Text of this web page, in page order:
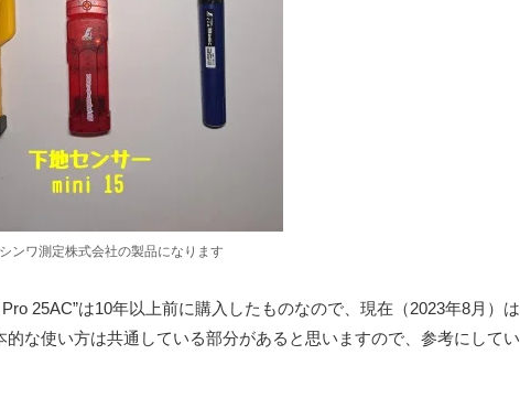
ンワ測定株式会社の製品になります
25AC”は10年以上前に購入したものなので、現在（2023年8月）は
な使い方は共通している部分があると思いますので、参考にしてい